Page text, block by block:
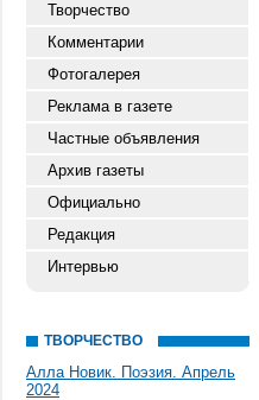
Творчество
Комментарии
Фотогалерея
Реклама в газете
Частные объявления
Архив газеты
Официально
Редакция
Интервью
ТВОРЧЕСТВО
Алла Новик. Поэзия. Апрель
2024